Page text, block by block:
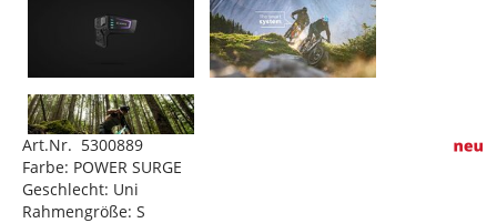
Art.Nr. 5300889
Farbe: POWER SURGE
Geschlecht: Uni
Rahmengröße: S